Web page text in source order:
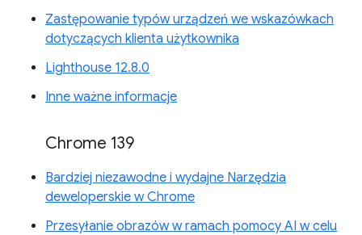
Zastępowanie typów urządzeń we wskazówkach
dotyczących klienta użytkownika
Lighthouse 12.8.0
Inne ważne informacje
Chrome 139
Bardziej niezawodne i wydajne Narzędzia
deweloperskie w Chrome
Przesyłanie obrazów w ramach pomocy AI w celu